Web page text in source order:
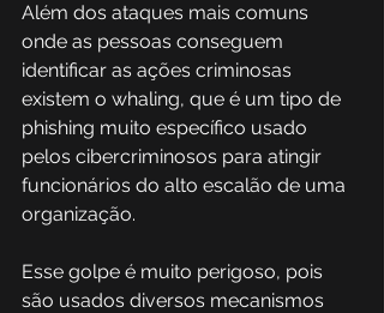
Além dos ataques mais comuns
onde as pessoas conseguem
identificar as ações criminosas
existem o whaling, que é um tipo de
phishing muito específico usado
pelos cibercriminosos para atingir
funcionários do alto escalão de uma
organização.
Esse golpe é muito perigoso, pois
são usados diversos mecanismos